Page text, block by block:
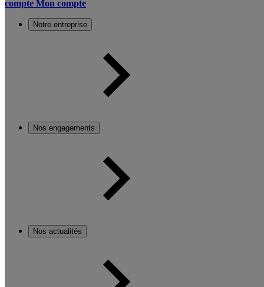
compte Mon compte
Notre entreprise
Nos engagements
Nos actualités